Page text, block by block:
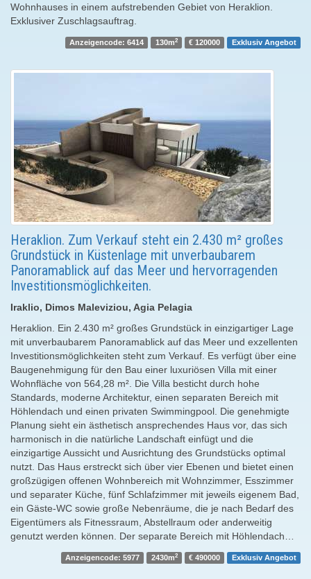
Wohnhauses in einem aufstrebenden Gebiet von Heraklion.
Exklusiver Zuschlagsauftrag.
Anzeigencode: 6414 130m2 € 120000 Exklusiv Angebot
Heraklion. Zum Verkauf steht ein 2.430 m² großes
Grundstück in Küstenlage mit unverbaubarem
Panoramablick auf das Meer und hervorragenden
Investitionsmöglichkeiten.
Iraklio, Dimos Maleviziou, Agia Pelagia
Heraklion. Ein 2.430 m² großes Grundstück in einzigartiger Lage
mit unverbaubarem Panoramablick auf das Meer und exzellenten
Investitionsmöglichkeiten steht zum Verkauf. Es verfügt über eine
Baugenehmigung für den Bau einer luxuriösen Villa mit einer
Wohnfläche von 564,28 m². Die Villa besticht durch hohe
Standards, moderne Architektur, einen separaten Bereich mit
Höhlendach und einen privaten Swimmingpool. Die genehmigte
Planung sieht ein ästhetisch ansprechendes Haus vor, das sich
harmonisch in die natürliche Landschaft einfügt und die
einzigartige Aussicht und Ausrichtung des Grundstücks optimal
nutzt. Das Haus erstreckt sich über vier Ebenen und bietet einen
großzügigen offenen Wohnbereich mit Wohnzimmer, Esszimmer
und separater Küche, fünf Schlafzimmer mit jeweils eigenem Bad,
ein Gäste-WC sowie große Nebenräume, die je nach Bedarf des
Eigentümers als Fitnessraum, Abstellraum oder anderweitig
genutzt werden können. Der separate Bereich mit Höhlendach…
Anzeigencode: 5977 2430m2 € 490000 Exklusiv Angebot